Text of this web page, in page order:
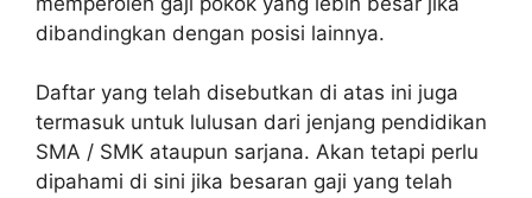
dibandingkan dengan posisi lainnya.
Daftar yang telah disebutkan di atas ini juga
termasuk untuk lulusan dari jenjang pendidikan
SMA / SMK ataupun sarjana. Akan tetapi perlu
dipahami di sini jika besaran gaji yang telah